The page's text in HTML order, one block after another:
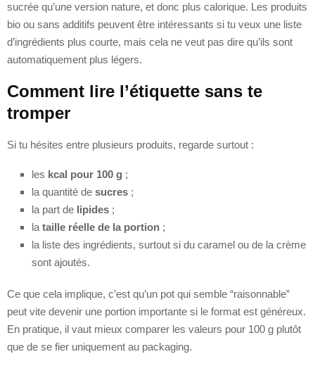
sucrée qu’une version nature, et donc plus calorique. Les produits
bio ou sans additifs peuvent être intéressants si tu veux une liste
d’ingrédients plus courte, mais cela ne veut pas dire qu’ils sont
automatiquement plus légers.
Comment lire l’étiquette sans te
tromper
Si tu hésites entre plusieurs produits, regarde surtout :
les kcal pour 100 g ;
la quantité de sucres ;
la part de lipides ;
la taille réelle de la portion ;
la liste des ingrédients, surtout si du caramel ou de la crème
sont ajoutés.
Ce que cela implique, c’est qu’un pot qui semble “raisonnable”
peut vite devenir une portion importante si le format est généreux.
En pratique, il vaut mieux comparer les valeurs pour 100 g plutôt
que de se fier uniquement au packaging.